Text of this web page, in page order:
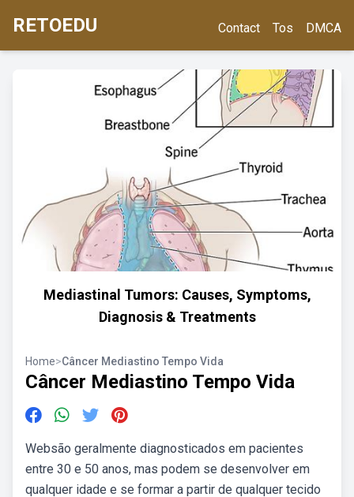
RETOEDU Contact Tos DMCA
Mediastinal Tumors: Causes, Symptoms,
Diagnosis & Treatments
Home>Câncer Mediastino Tempo Vida
Câncer Mediastino Tempo Vida
Websão geralmente diagnosticados em pacientes
entre 30 e 50 anos, mas podem se desenvolver em
qualquer idade e se formar a partir de qualquer tecido